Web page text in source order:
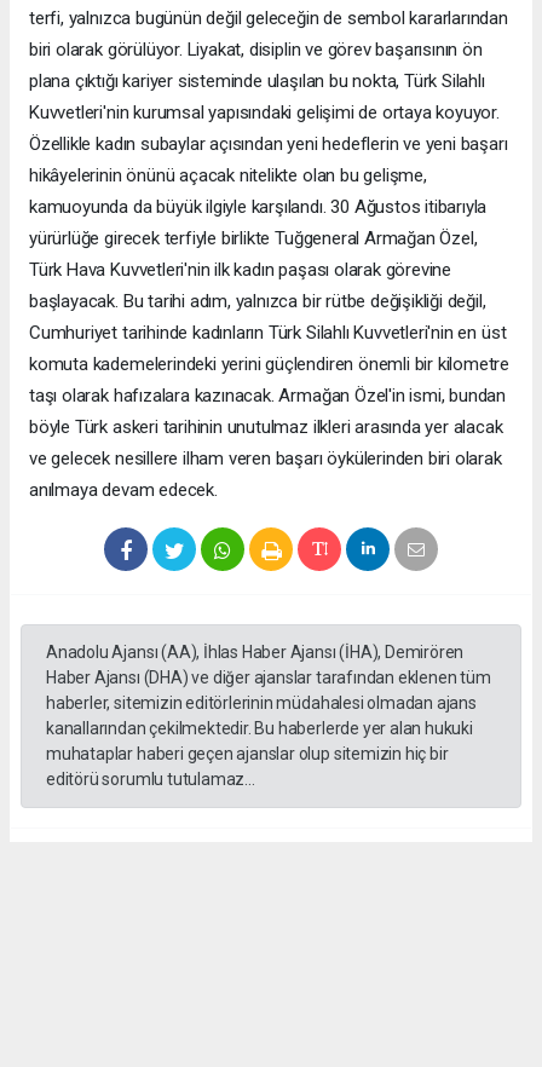
terfi, yalnızca bugünün değil geleceğin de sembol kararlarından
biri olarak görülüyor. Liyakat, disiplin ve görev başarısının ön
plana çıktığı kariyer sisteminde ulaşılan bu nokta, Türk Silahlı
Kuvvetleri'nin kurumsal yapısındaki gelişimi de ortaya koyuyor.
Özellikle kadın subaylar açısından yeni hedeflerin ve yeni başarı
hikâyelerinin önünü açacak nitelikte olan bu gelişme,
kamuoyunda da büyük ilgiyle karşılandı. 30 Ağustos itibarıyla
yürürlüğe girecek terfiyle birlikte Tuğgeneral Armağan Özel,
Türk Hava Kuvvetleri'nin ilk kadın paşası olarak görevine
başlayacak. Bu tarihi adım, yalnızca bir rütbe değişikliği değil,
Cumhuriyet tarihinde kadınların Türk Silahlı Kuvvetleri'nin en üst
komuta kademelerindeki yerini güçlendiren önemli bir kilometre
taşı olarak hafızalara kazınacak. Armağan Özel'in ismi, bundan
böyle Türk askeri tarihinin unutulmaz ilkleri arasında yer alacak
ve gelecek nesillere ilham veren başarı öykülerinden biri olarak
anılmaya devam edecek.
Anadolu Ajansı (AA), İhlas Haber Ajansı (İHA), Demirören
Haber Ajansı (DHA) ve diğer ajanslar tarafından eklenen tüm
haberler, sitemizin editörlerinin müdahalesi olmadan ajans
kanallarından çekilmektedir. Bu haberlerde yer alan hukuki
muhataplar haberi geçen ajanslar olup sitemizin hiç bir
editörü sorumlu tutulamaz...